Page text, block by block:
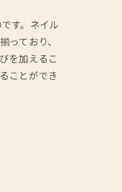
す。ネイル
ており、
を加えるこ
ことができ